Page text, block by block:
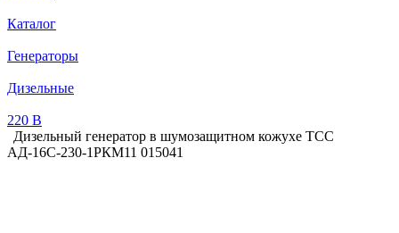
Каталог
Генераторы
Дизельные
220 В
Дизельный генератор в шумозащитном кожухе ТСС
АД-16С-230-1РКМ11 015041